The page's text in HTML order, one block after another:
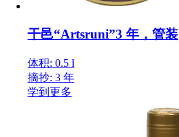
干邑“Artsruni”3 年，管装
体积: 0.5 l
摘抄: 3 年
学到更多